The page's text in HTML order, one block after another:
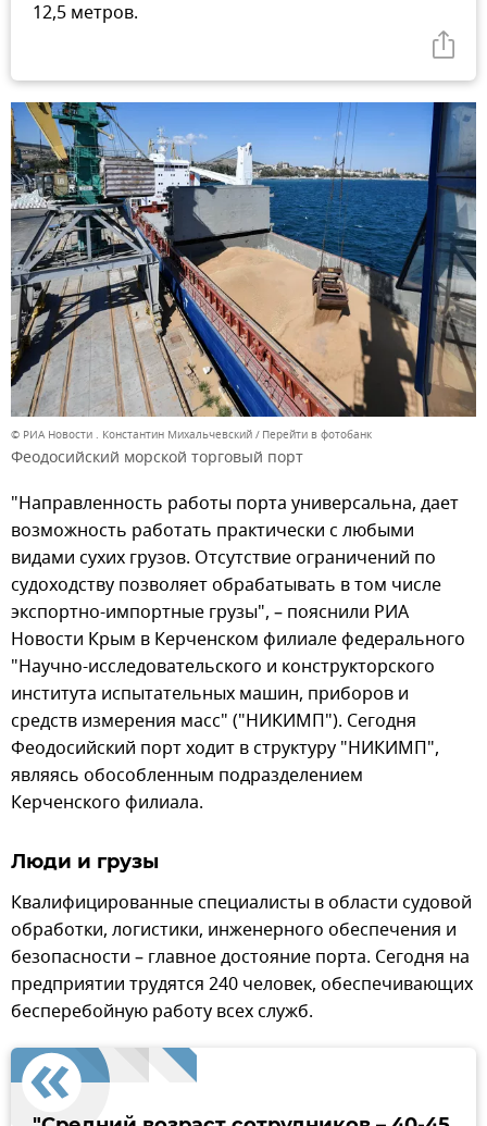
12,5 метров.
© РИА Новости . Константин Михальчевский Перейти в фотобанк
Феодосийский морской торговый порт
"Направленность работы порта универсальна, дает
возможность работать практически с любыми
видами сухих грузов. Отсутствие ограничений по
судоходству позволяет обрабатывать в том числе
экспортно-импортные грузы", – пояснили РИА
Новости Крым в Керченском филиале федерального
"Научно-исследовательского и конструкторского
института испытательных машин, приборов и
средств измерения масс" ("НИКИМП"). Сегодня
Феодосийский порт ходит в структуру "НИКИМП",
являясь обособленным подразделением
Керченского филиала.
Люди и грузы
Квалифицированные специалисты в области судовой
обработки, логистики, инженерного обеспечения и
безопасности – главное достояние порта. Сегодня на
предприятии трудятся 240 человек, обеспечивающих
бесперебойную работу всех служб.